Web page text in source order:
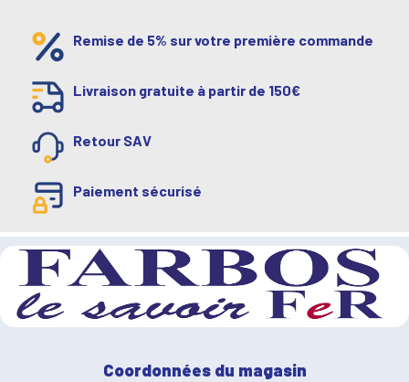
Remise de 5% sur votre première commande
Livraison gratuite à partir de 150€
Retour SAV
Paiement sécurisé
Coordonnées du magasin